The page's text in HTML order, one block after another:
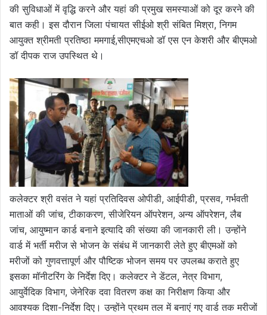
की सुविधाओं में वृद्धि करने और यहां की प्रमुख समस्याओं को दूर करने की
बात कही। इस दौरान जिला पंचायत सीईओ श्री संबित मिश्रा, निगम
आयुक्त श्रीमती प्रतिष्ठा ममगाई,सीएमएचओ डॉ एस एन केशरी और बीएमओ
डॉ दीपक राज उपस्थित थे।
कलेक्टर श्री वसंत ने यहां प्रतिदिवस ओपीडी, आईपीडी, प्रसव, गर्भवती
माताओं की जांच, टीकाकरण, सीजेरियन ऑपरेशन, अन्य ऑपरेशन, लैब
जांच, आयुष्मान कार्ड बनाने इत्यादि की संख्या की जानकारी ली। उन्होंने
वार्ड में भर्ती मरीज से भोजन के संबंध में जानकारी लेते हुए बीएमओं को
मरीजों को गुणवत्तापूर्ण और पौष्टिक भोजन समय पर उपलब्ध कराते हुए
इसका मॉनीटरिंग के निर्देश दिए। कलेक्टर ने डेंटल, नेत्र विभाग,
आयुर्वेदिक विभाग, जेनेरिक दवा वितरण कक्ष का निरीक्षण किया और
आवश्यक दिशा-निर्देश दिए। उन्होंने प्रथम तल में बनाएं गए वार्ड तक मरीजों